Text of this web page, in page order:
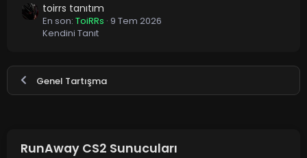
toirrs tanıtım
En son: ToiRRs 9 Tem 2026
Kendini Tanıt
Genel Tartışma
RunAway CS2 Sunucuları